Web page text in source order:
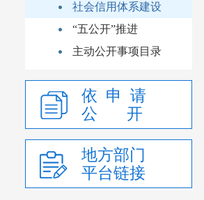
社会信用体系建设
“五公开”推进
主动公开事项目录
依 申 请
公 开
地方部门
平台链接